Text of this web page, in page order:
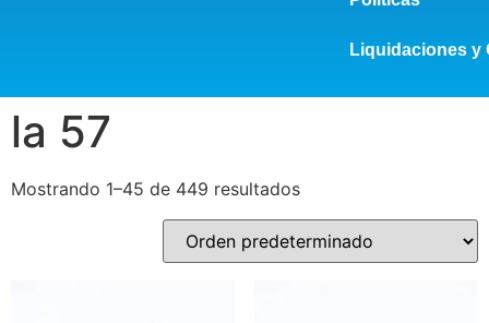
Liquidaciones y
la 57
Mostrando 1–45 de 449 resultados